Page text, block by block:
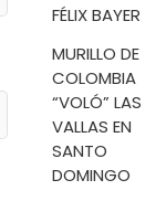
FÉLIX BAYER
MURILLO DE
COLOMBIA
“VOLÓ” LAS
VALLAS EN
SANTO
DOMINGO